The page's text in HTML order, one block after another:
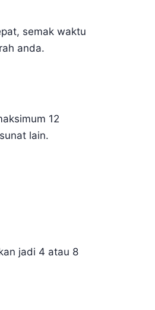
semak waktu
anda.
12
lain.
jadi 4 atau 8